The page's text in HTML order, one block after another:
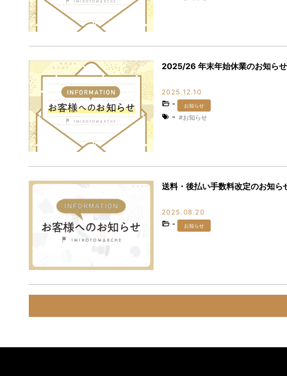
2025/26 年末年始休業のお知らせ
2025.12.10
- お知らせ
- お知らせ
送料・後払い手数料改定のお知ら
2025.08.20
- お知らせ